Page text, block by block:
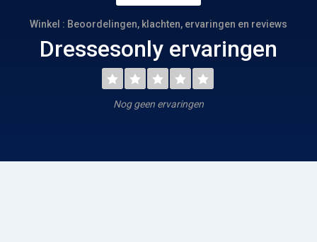
Winkel : Beoordelingen, klachten, ervaringen en reviews
Dressesonly ervaringen
Nog geen ervaringen